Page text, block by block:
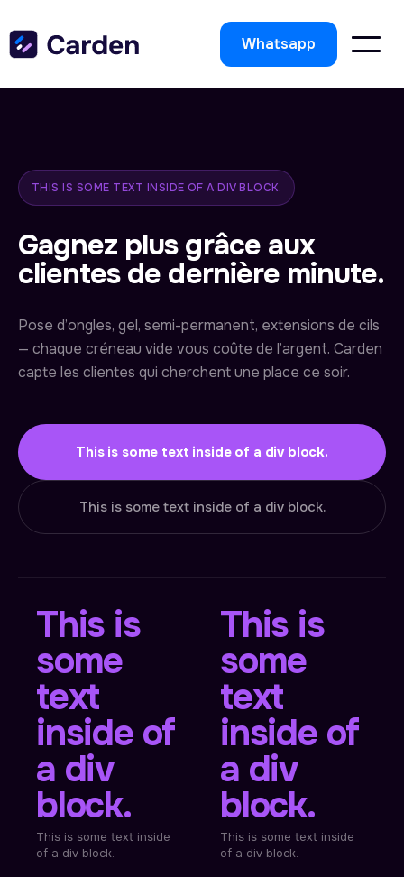
Whatsapp
THIS IS SOME TEXT INSIDE OF A DIV BLOCK.
Gagnez plus grâce aux
clientes de dernière minute.
Pose d’ongles, gel, semi-permanent, extensions de cils
— chaque créneau vide vous coûte de l’argent. Carden
capte les clientes qui cherchent une place ce soir.
This is some text inside of a div block.
This is some text inside of a div block.
This is
some
text
inside of
a div
block.
This is some text inside
of a div block.
This is
some
text
inside of
a div
block.
This is some text inside
of a div block.